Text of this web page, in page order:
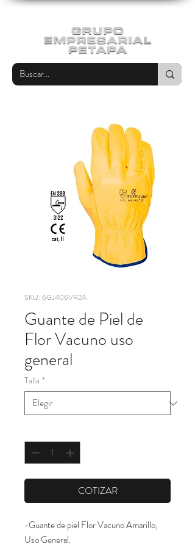
SKU: 6GJ406VR2A
Guante de Piel de
Flor Vacuno uso
general
Talla *
COTIZAR
-Guante de piel Flor Vacuno Amarillo,
Uso General.